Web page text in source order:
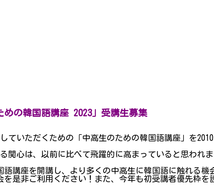
めの韓国語講座 2023」受講生募集
いただくための「中高生のための韓国語講座」を
心は、以前に比べて飛躍的に高まっていると思われ
講座を開講し、より多くの中高生に韓国語に触れる機
是非ご利用ください！また、今年も初受講者優先枠